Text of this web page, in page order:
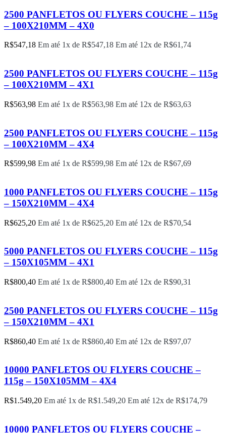
2500 PANFLETOS OU FLYERS COUCHE – 115g
– 100X210MM – 4X0
R$547,18 Em até 1x de R$547,18 Em até 12x de R$61,74
2500 PANFLETOS OU FLYERS COUCHE – 115g
– 100X210MM – 4X1
R$563,98 Em até 1x de R$563,98 Em até 12x de R$63,63
2500 PANFLETOS OU FLYERS COUCHE – 115g
– 100X210MM – 4X4
R$599,98 Em até 1x de R$599,98 Em até 12x de R$67,69
1000 PANFLETOS OU FLYERS COUCHE – 115g
– 150X210MM – 4X4
R$625,20 Em até 1x de R$625,20 Em até 12x de R$70,54
5000 PANFLETOS OU FLYERS COUCHE – 115g
– 150X105MM – 4X1
R$800,40 Em até 1x de R$800,40 Em até 12x de R$90,31
2500 PANFLETOS OU FLYERS COUCHE – 115g
– 150X210MM – 4X1
R$860,40 Em até 1x de R$860,40 Em até 12x de R$97,07
10000 PANFLETOS OU FLYERS COUCHE –
115g – 150X105MM – 4X4
R$1.549,20 Em até 1x de R$1.549,20 Em até 12x de R$174,79
10000 PANFLETOS OU FLYERS COUCHE –